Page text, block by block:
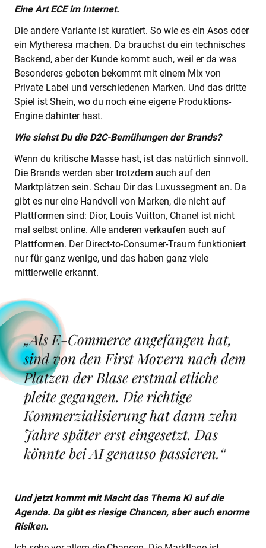
Eine Art ECE im Internet.
Die andere Variante ist kuratiert. So wie es ein Asos oder
ein Mytheresa machen. Da brauchst du ein technisches
Backend, aber der Kunde kommt auch, weil er da was
Besonderes geboten bekommt mit einem Mix von
Private Label und verschiedenen Marken. Und das dritte
Spiel ist Shein, wo du noch eine eigene Produktions-
Engine dahinter hast.
Wie siehst Du die D2C-Bemühungen der Brands?
Wenn du kritische Masse hast, ist das natürlich sinnvoll.
Die Brands werden aber trotzdem auch auf den
Marktplätzen sein. Schau Dir das Luxussegment an. Da
gibt es nur eine Handvoll von Marken, die nicht auf
Plattformen sind: Dior, Louis Vuitton, Chanel ist nicht
mal selbst online. Alle anderen verkaufen auch auf
Plattformen. Der Direct-to-Consumer-Traum funktioniert
nur für ganz wenige, und das haben ganz viele
mittlerweile erkannt.
„Als E-Commerce angefangen hat,
sind von den First Movern nach dem
Platzen der Blase erstmal etliche
pleite gegangen. Die richtige
Kommerzialisierung hat dann zehn
Jahre später erst eingesetzt. Das
könnte bei AI genauso passieren.“
Und jetzt kommt mit Macht das Thema KI auf die
Agenda. Da gibt es riesige Chancen, aber auch enorme
Risiken.